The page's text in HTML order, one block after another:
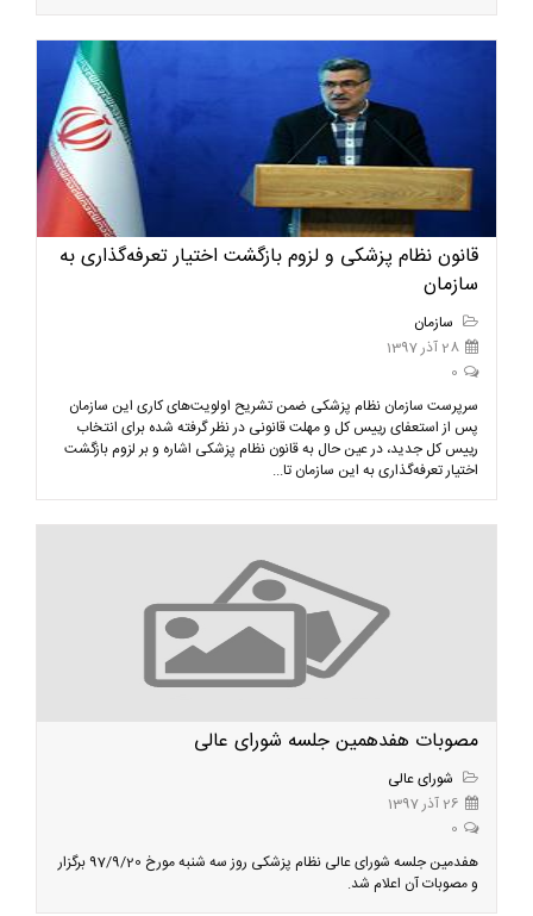
قانون نظام پزشکی و لزوم بازگشت اختیار تعرفه‌گذاری به
سازمان
سازمان
28 آذر 1397
0
سرپرست سازمان نظام پزشکی ضمن تشریح اولویت‌های کاری این سازمان
پس از استعفای رییس کل و مهلت قانونی در نظر گرفته شده برای انتخاب
رییس کل جدید، در عین حال به قانون نظام پزشکی اشاره و بر لزوم بازگشت
اختیار تعرفه‌گذاری به این سازمان تا...
مصوبات هفدهمین جلسه شورای عالی
شورای عالی
26 آذر 1397
0
هفدمین جلسه شورای عالی نظام پزشکی روز سه شنبه مورخ 97/9/20 برگزار
و مصوبات آن اعلام شد.